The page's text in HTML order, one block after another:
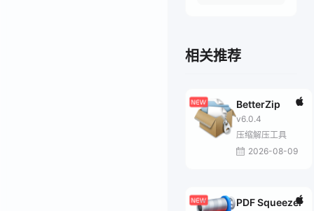
相关推荐
BetterZip
v6.0.4
压缩解压工具
2026-08-09
PDF Squeezer